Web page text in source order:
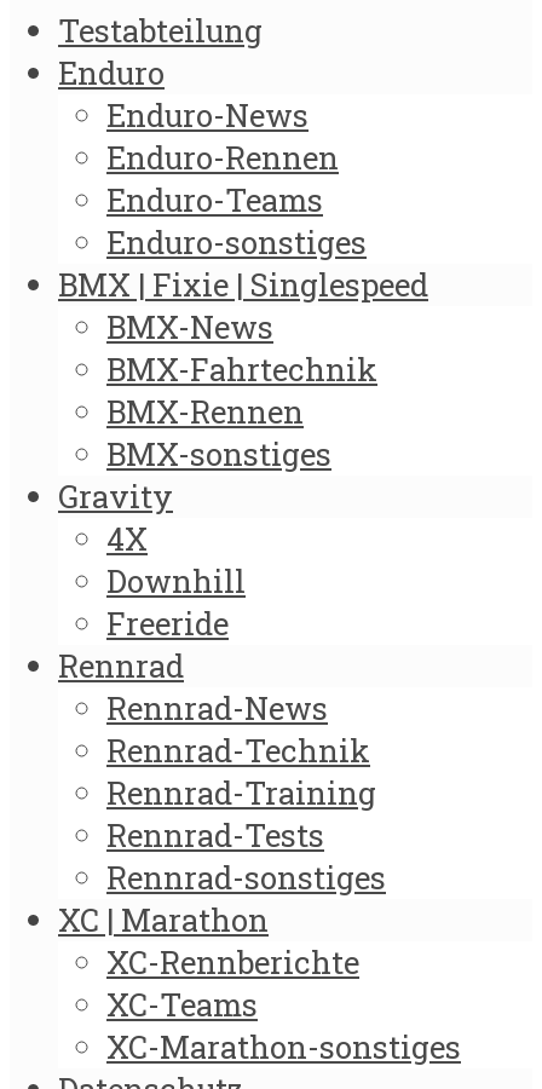
Testabteilung
Enduro
Enduro-News
Enduro-Rennen
Enduro-Teams
Enduro-sonstiges
BMX | Fixie | Singlespeed
BMX-News
BMX-Fahrtechnik
BMX-Rennen
BMX-sonstiges
Gravity
4X
Downhill
Freeride
Rennrad
Rennrad-News
Rennrad-Technik
Rennrad-Training
Rennrad-Tests
Rennrad-sonstiges
XC | Marathon
XC-Rennberichte
XC-Teams
XC-Marathon-sonstiges